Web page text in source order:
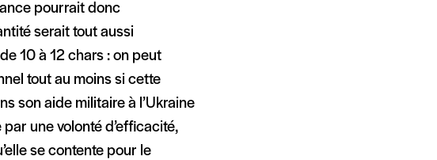
pourrait donc
serait tout aussi
10 à 12 chars : on peut
tout au moins si cette
son aide militaire à l’Ukraine
une volonté d’efficacité,
se contente pour le